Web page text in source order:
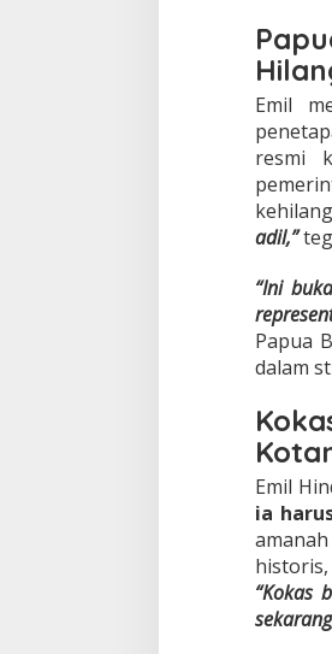
Emil
resmi
adil,”
“Ini
Papua
dalam
Emil
ia
“Kokas